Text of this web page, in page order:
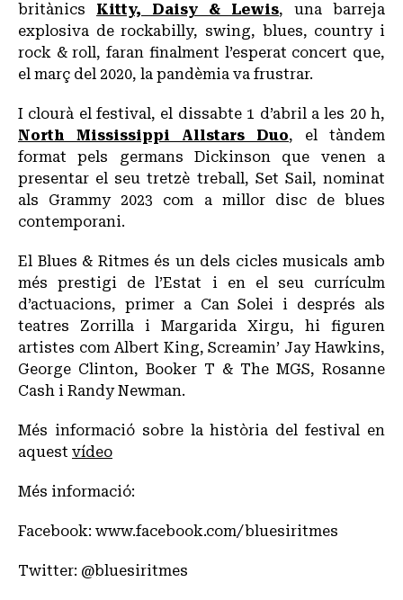
britànics Kitty, Daisy & Lewis, una barreja
explosiva de rockabilly, swing, blues, country i
rock & roll, faran finalment l’esperat concert que,
el març del 2020, la pandèmia va frustrar.
I clourà el festival, el dissabte 1 d’abril a les 20 h,
North Mississippi Allstars Duo, el tàndem
format pels germans Dickinson que venen a
presentar el seu tretzè treball, Set Sail, nominat
als Grammy 2023 com a millor disc de blues
contemporani.
El Blues & Ritmes és un dels cicles musicals amb
més prestigi de l’Estat i en el seu currículm
d’actuacions, primer a Can Solei i després als
teatres Zorrilla i Margarida Xirgu, hi figuren
artistes com Albert King, Screamin’ Jay Hawkins,
George Clinton, Booker T & The MGS, Rosanne
Cash i Randy Newman.
Més informació sobre la història del festival en
aquest vídeo
Més informació:
Facebook: www.facebook.com/bluesiritmes
Twitter: @bluesiritmes